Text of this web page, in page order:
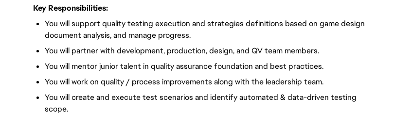
Key Responsibilities:
You will support quality testing execution and strategies definitions based on game design
document analysis, and manage progress.
You will partner with development, production, design, and QV team members.
You will mentor junior talent in quality assurance foundation and best practices.
You will work on quality / process improvements along with the leadership team.
You will create and execute test scenarios and identify automated & data-driven testing
scope.